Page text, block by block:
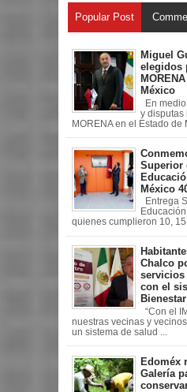
Popular Post
Miguel
elegidos
México
En
y disputas
MORENA en el Estado de
Superior
México
Entrega
quienes cumplieron 10,
Chalco
servicios
con el
Bienestar
“Con el
nuestras vecinas y
un sistema de salud ...
Edoméx
Galería